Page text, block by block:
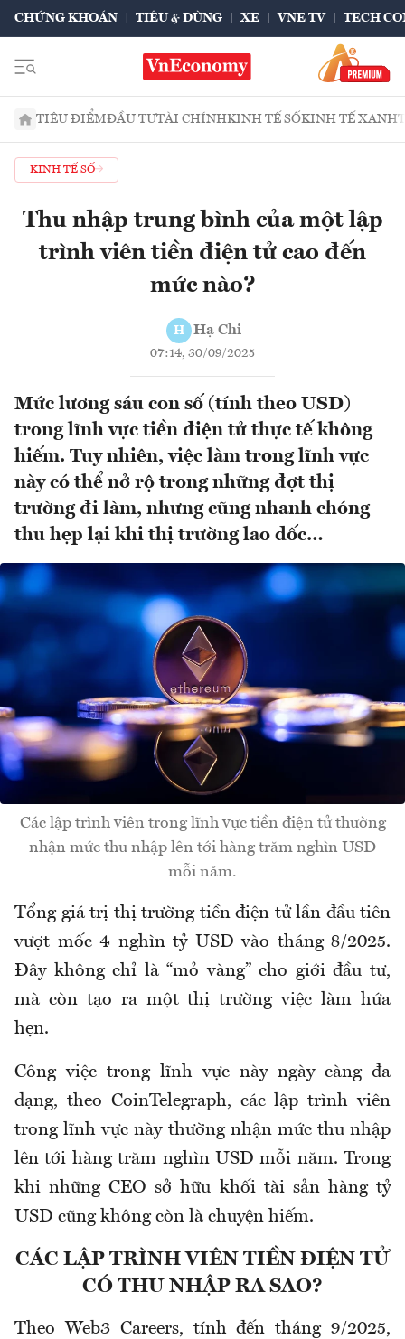
CHỨNG KHOÁN TIÊU & DÙNG XE VNE TV TECH
TIÊU ĐIỂMĐẦU TƯTÀI CHÍNHKINH TẾ SỐKINH TẾ XANH
KINH TẾ SỐ
Thu nhập trung bình của một lập
trình viên tiền điện tử cao đến
mức nào?
H Hạ Chi
07:14, 30/09/2025
Mức lương sáu con số (tính theo USD)
trong lĩnh vực tiền điện tử thực tế không
hiếm. Tuy nhiên, việc làm trong lĩnh vực
này có thể nở rộ trong những đợt thị
trường đi làm, nhưng cũng nhanh chóng
thu hẹp lại khi thị trường lao dốc…
Các lập trình viên trong lĩnh vực tiền điện tử thường
nhận mức thu nhập lên tới hàng trăm nghìn USD
mỗi năm.
Tổng giá trị thị trường tiền điện tử lần đầu tiên
vượt mốc 4 nghìn tỷ USD vào tháng 8/2025.
Đây không chỉ là “mỏ vàng” cho giới đầu tư,
mà còn tạo ra một thị trường việc làm hứa
hẹn.
Công việc trong lĩnh vực này ngày càng đa
dạng, theo CoinTelegraph, các lập trình viên
trong lĩnh vực này thường nhận mức thu nhập
lên tới hàng trăm nghìn USD mỗi năm. Trong
khi những CEO sở hữu khối tài sản hàng tỷ
USD cũng không còn là chuyện hiếm.
CÁC LẬP TRÌNH VIÊN TIỀN ĐIỆN TỬ
CÓ THU NHẬP RA SAO?
Theo Web3 Careers, tính đến tháng 9/2025,